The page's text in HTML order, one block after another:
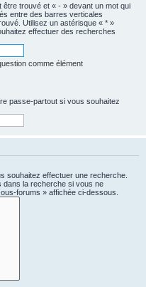
trouvé et « - » devant un mot qui
entre des barres verticales
Utilisez un astérisque « * »
effectuer des recherches
comme élément
passe-partout si vous souhaitez
souhaitez effectuer une recherche.
dans la recherche si vous ne
forums » affichée ci-dessous.